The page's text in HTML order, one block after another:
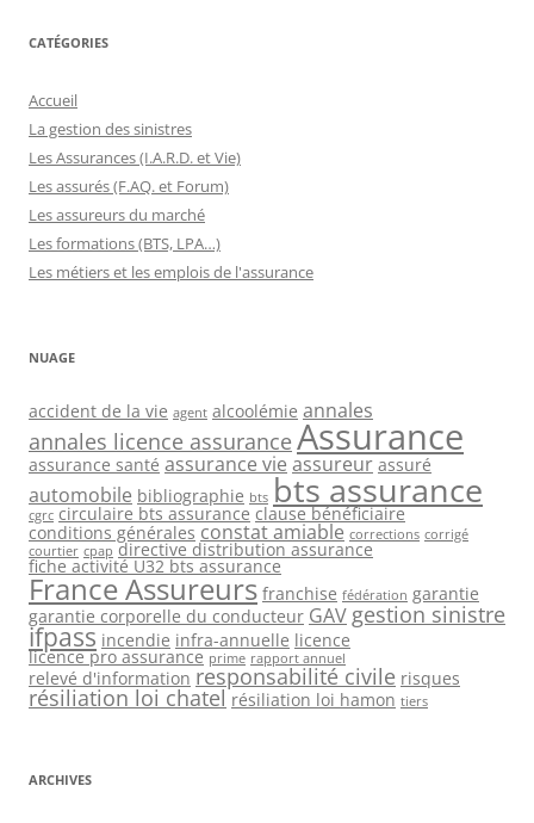
CATÉGORIES
Accueil
La gestion des sinistres
Les Assurances (I.A.R.D. et Vie)
Les assurés (F.AQ. et Forum)
Les assureurs du marché
Les formations (BTS, LPA…)
Les métiers et les emplois de l'assurance
NUAGE
accident de la vie agent alcoolémie annales
annales licence assurance Assurance
assurance santé assurance vie assureur assuré
automobile bibliographie bts bts assurance
cgrc circulaire bts assurance clause bénéficiaire
conditions générales constat amiable corrections corrigé
courtier cpap directive distribution assurance
fiche activité U32 bts assurance
France Assureurs franchise fédération garantie
garantie corporelle du conducteur GAV gestion sinistre
ifpass incendie infra-annuelle licence
licence pro assurance prime rapport annuel
relevé d'information responsabilité civile risques
résiliation loi chatel résiliation loi hamon tiers
ARCHIVES